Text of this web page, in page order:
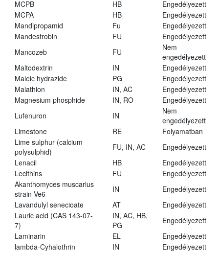
MCPB HB
Engedélyezett
MCPA
HB
Engedélyezett
Mandipropamid
Fu
Engedélyezett
Mandestrobin
FU
Engedélyezett
Mancozeb
FU
Nem
engedélyezett
Maltodextrin
IN
Engedélyezett
Maleic hydrazide
PG
Engedélyezett
Malathion
IN, AC
Engedélyezett
Magnesium phosphide
IN, RO
Engedélyezett
Lufenuron
IN
Nem
engedélyezett
Limestone
RE
Folyamatban
Lime sulphur (calcium
polysulphid)
FU, IN, AC
Engedélyezett
Lenacil
HB
Engedélyezett
Lecithins
FU
Engedélyezett
Akanthomyces muscarius
strain Ve6
IN
Engedélyezett
Lavandulyl senecioate
AT
Engedélyezett
Lauric acid (CAS 143-07-
7)
IN, AC, HB,
PG
Engedélyezett
Laminarin
EL
Engedélyezett
lambda-Cyhalothrin
IN
Engedélyezett